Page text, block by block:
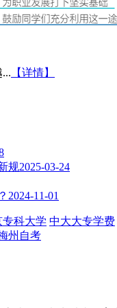
【详情】
规2025-03-24
2024-11-01
专科大学 中大大专学费
州自考